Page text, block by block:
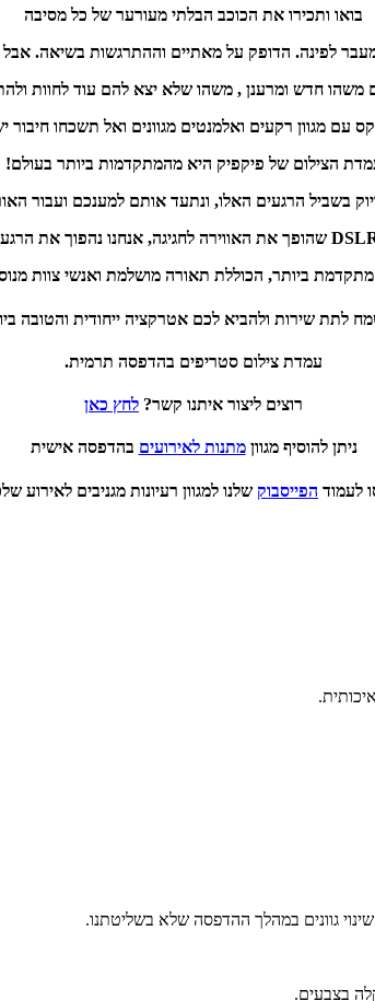
בואו ותכירו את הכוכב הבלתי מעורער של כל מסיבה
לפינה. הדופק על מאתיים וההתרגשות בשיאה. אבל
חדש ומרענן , משהו שלא יצא להם עוד לחוות
עם מגוון רקעים ואלמנטים מגוונים ואל תשכחו
הצילום של פיקפיק היא מהמתקדמות ביותר בעולם!
בשביל הרגעים האלו, ונתעד אותם למענכם ועבור
ביותר, הכוללת תאורה מושלמת ואנשי צוות
לתת שירות ולהביא לכם אטרקציה ייחודית והטובה
עמדת צילום סטריפים בהדפסה תרמית.
רוצים ליצור איתנו קשר? לחץ כאן
ניתן להוסיף מגווןמתנות לאירועים בהדפסה אישית
לעמוד הפייסבוק שלנו למגוון רעיונות מגניבים לאירוע
גוונים במהלך ההדפסה שלא בשליטתנו.
בצבעים.